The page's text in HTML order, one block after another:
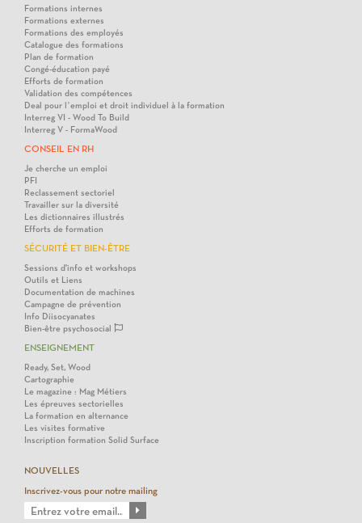
Formations internes
Formations externes
Formations des employés
Catalogue des formations
Plan de formation
Congé-éducation payé
Efforts de formation
Validation des compétences
Deal pour l’emploi et droit individuel à la formation
Interreg VI - Wood To Build
Interreg V - FormaWood
CONSEIL EN RH
Je cherche un emploi
PFI
Reclassement sectoriel
Travailler sur la diversité
Les dictionnaires illustrés
Efforts de formation
SÉCURITÉ ET BIEN-ÊTRE
Sessions d'info et workshops
Outils et Liens
Documentation de machines
Campagne de prévention
Info Diisocyanates
Bien-être psychosocial
ENSEIGNEMENT
Ready, Set, Wood
Cartographie
Le magazine : Mag Métiers
Les épreuves sectorielles
La formation en alternance
Les visites formative
Inscription formation Solid Surface
NOUVELLES
Inscrivez-vous pour notre mailing